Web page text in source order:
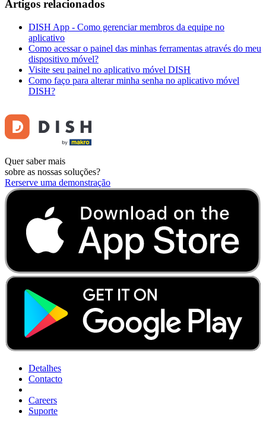
Artigos relacionados
DISH App - Como gerenciar membros da equipe no
aplicativo
Como acessar o painel das minhas ferramentas através do meu
dispositivo móvel?
Visite seu painel no aplicativo móvel DISH
Como faço para alterar minha senha no aplicativo móvel
DISH?
Quer saber mais
sobre as nossas soluções?
Rerserve uma demonstração
Detalhes
Contacto
Careers
Suporte